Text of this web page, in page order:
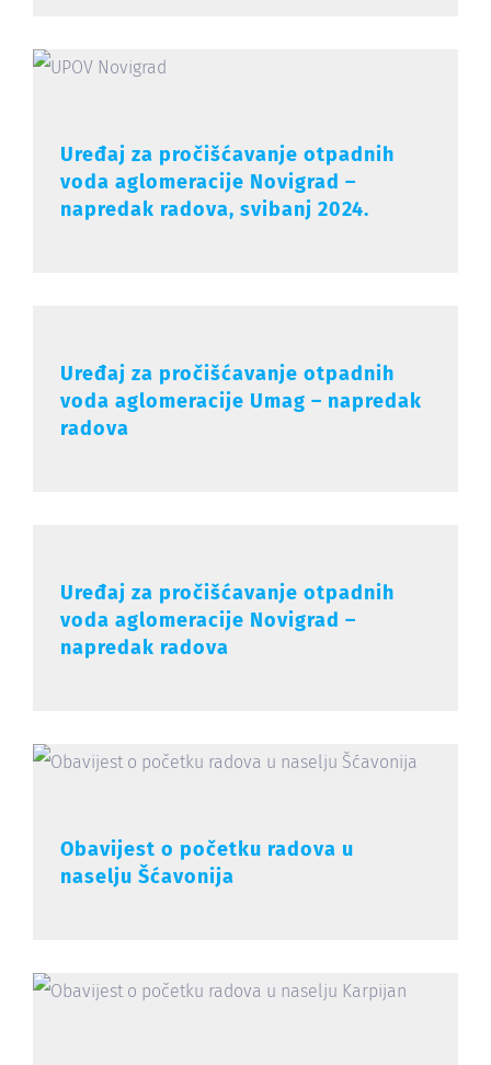
Uređaj za pročišćavanje otpadnih
voda aglomeracije Novigrad –
napredak radova, svibanj 2024.
Uređaj za pročišćavanje otpadnih
voda aglomeracije Umag – napredak
radova
Uređaj za pročišćavanje otpadnih
voda aglomeracije Novigrad –
napredak radova
Obavijest o početku radova u
naselju Šćavonija